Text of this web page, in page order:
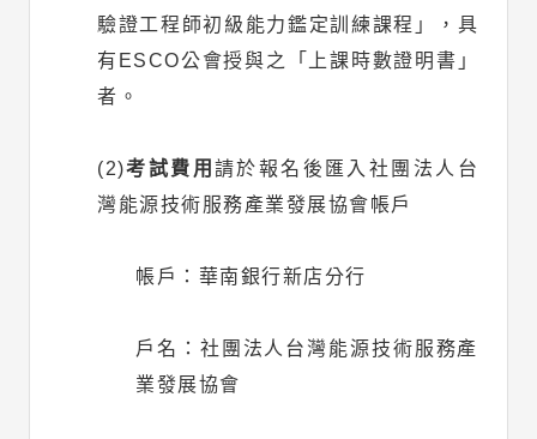
驗證工程師初級能力鑑定訓練課程」，具
有ESCO公會授與之「上課時數證明書」
者。
(2)考試費用請於報名後匯入社團法人台
灣能源技術服務產業發展協會帳戶
帳戶：華南銀行新店分行
戶名：社團法人台灣能源技術服務產
業發展協會